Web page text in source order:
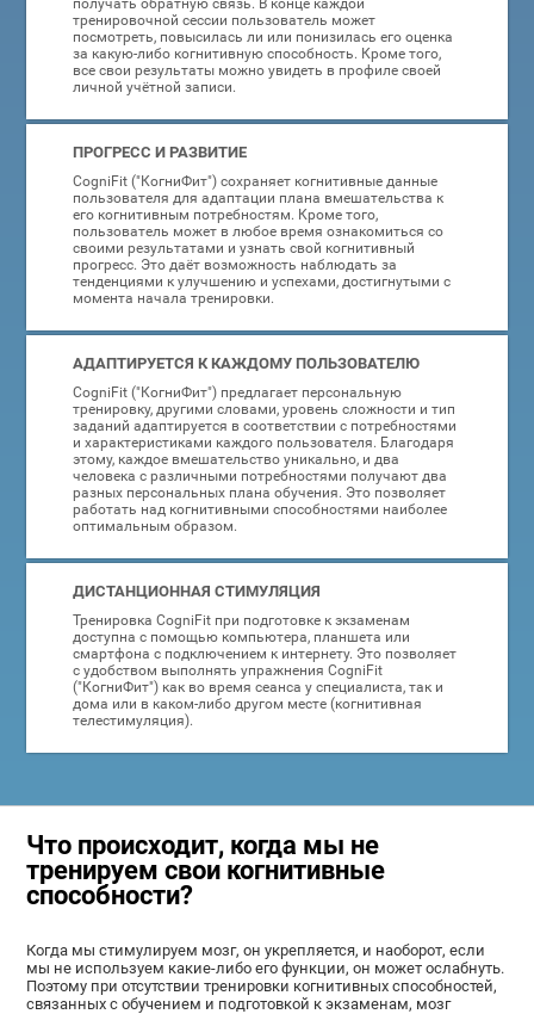
тренировочной сессии пользователь может
посмотреть, повысилась ли или понизилась его оценка
за какую-либо когнитивную способность. Кроме того,
все свои результаты можно увидеть в профиле своей
личной учётной записи.
ПРОГРЕСС И РАЗВИТИЕ
CogniFit ("КогниФит") сохраняет когнитивные данные
пользователя для адаптации плана вмешательства к
его когнитивным потребностям. Кроме того,
пользователь может в любое время ознакомиться со
своими результатами и узнать свой когнитивный
прогресс. Это даёт возможность наблюдать за
тенденциями к улучшению и успехами, достигнутыми с
момента начала тренировки.
АДАПТИРУЕТСЯ К КАЖДОМУ ПОЛЬЗОВАТЕЛЮ
CogniFit ("КогниФит") предлагает персональную
тренировку, другими словами, уровень сложности и тип
заданий адаптируется в соответствии с потребностями
и характеристиками каждого пользователя. Благодаря
этому, каждое вмешательство уникально, и два
человека с различными потребностями получают два
разных персональных плана обучения. Это позволяет
работать над когнитивными способностями наиболее
оптимальным образом.
ДИСТАНЦИОННАЯ СТИМУЛЯЦИЯ
Тренировка CogniFit при подготовке к экзаменам
доступна с помощью компьютера, планшета или
смартфона с подключением к интернету. Это позволяет
с удобством выполнять упражнения CogniFit
("КогниФит") как во время сеанса у специалиста, так и
дома или в каком-либо другом месте (когнитивная
телестимуляция).
Что происходит, когда мы не
тренируем свои когнитивные
способности?
Когда мы стимулируем мозг, он укрепляется, и наоборот, если
мы не используем какие-либо его функции, он может ослабнуть.
Поэтому при отсутствии тренировки когнитивных способностей,
связанных с обучением и подготовкой к экзаменам, мозг